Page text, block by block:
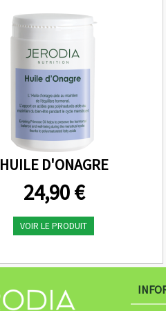
HUILE D'ONAGRE
24,90 €
VOIR LE PRODUIT